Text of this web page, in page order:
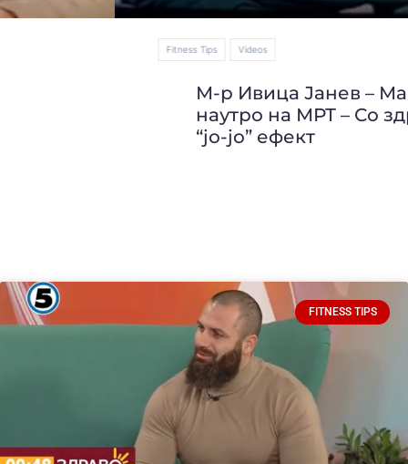
М-р Ивица Јанев – Македонија
наутро на МРТ – Со здрави навики без
FITNESS TIPS